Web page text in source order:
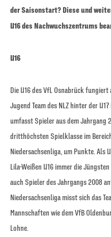
der Saisonstart? Diese und
U16 des Nachwuchszentrums
U16
Die U16 des VfL Osnabrück
Jugend Team des NLZ hinter der
umfasst Spieler aus dem Jahrgang
dritthöchsten Spielklasse im
Niedersachsenliga, um Punkte. Als
Lila-Weißen U16 immer die
auch Spieler des Jahrgangs 2008
Niedersachsenliga misst sich das
Mannschaften wie dem VfB
Lohne.